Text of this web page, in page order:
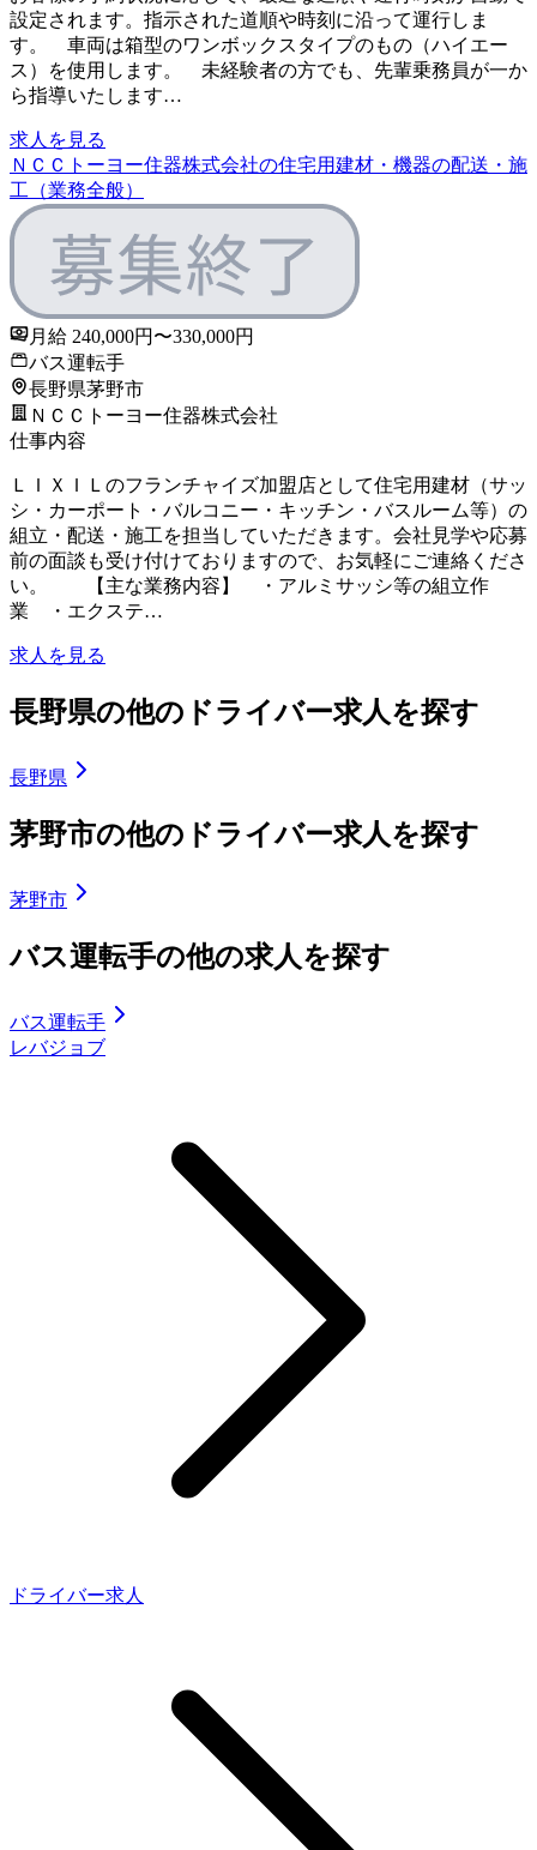
設定されます。指示された道順や時刻に沿って運行しま
す。 車両は箱型のワンボックスタイプのもの（ハイエー
ス）を使用します。 未経験者の方でも、先輩乗務員が一か
ら指導いたします…
求人を見る
ＮＣＣトーヨー住器株式会社の住宅用建材・機器の配送・施
工（業務全般）
月給 240,000円〜330,000円
バス運転手
長野県茅野市
ＮＣＣトーヨー住器株式会社
仕事内容
ＬＩＸＩＬのフランチャイズ加盟店として住宅用建材（サッ
シ・カーポート・バルコニー・キッチン・バスルーム等）の
組立・配送・施工を担当していただきます。会社見学や応募
前の面談も受け付けておりますので、お気軽にご連絡くださ
い。 【主な業務内容】 ・アルミサッシ等の組立作
業 ・エクステ…
求人を見る
長野県の他のドライバー求人を探す
長野県
茅野市の他のドライバー求人を探す
茅野市
バス運転手の他の求人を探す
バス運転手
レバジョブ
ドライバー求人